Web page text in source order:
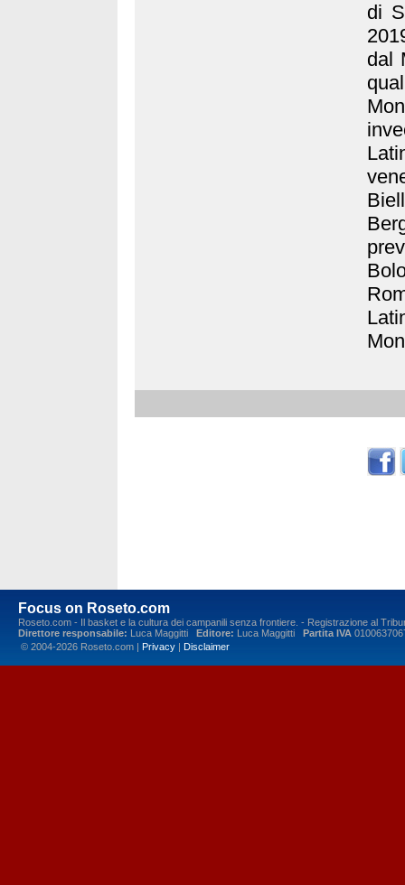
di
dal
Focus on Roseto.com
Roseto.com - Il basket e la cultura dei campanili senza frontiere. - Registrazione al
Direttore responsabile: Luca Maggitti Editore: Luca Maggitti Partita IVA
© 2004-2026 Roseto.com | Privacy | Disclaimer